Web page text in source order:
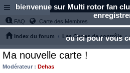
bienvenue sur Multi rotor fan
ou ici pour vous
Links
FAQ Carte des Membres
Index du forum Les Cartes de contrôle
Ma nouvelle carte !
Modérateur : Dehas